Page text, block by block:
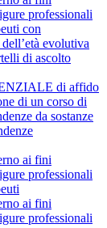
professionali
con
evolutiva
di ascolto
di affido
di un corso di
da sostanze
ai fini
professionali
ai fini
professionali